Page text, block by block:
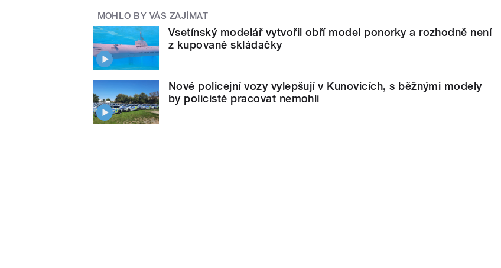
MOHLO BY VÁS ZAJÍMAT
Vsetínský modelář vytvořil obří model ponorky a rozhodně není
z kupované skládačky
Nové policejní vozy vylepšují v Kunovicích, s běžnými modely
by policisté pracovat nemohli